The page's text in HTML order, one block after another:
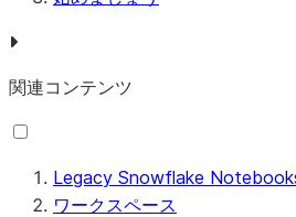
関連コンテンツ
Legacy Snowflake
ワークスペース